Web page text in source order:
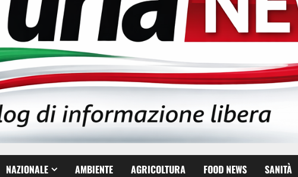
NAZIONALE AMBIENTE AGRICOLTURA FOOD NEWS SANITÀ